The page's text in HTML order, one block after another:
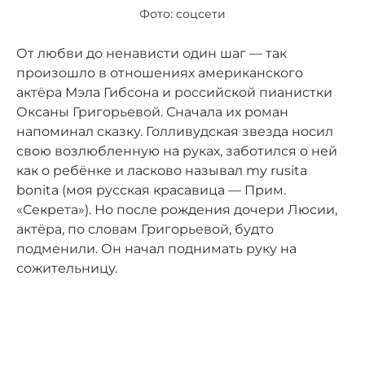
Фото: соцсети
От любви до ненависти один шаг — так
произошло в отношениях американского
актёра Мэла Гибсона и российской пианистки
Оксаны Григорьевой. Сначала их роман
напоминал сказку. Голливудская звезда носил
свою возлюбленную на руках, заботился о ней
как о ребёнке и ласково называл my rusita
bonita (моя русская красавица — Прим.
«Секрета»). Но после рождения дочери Люсии,
актёра, по словам Григорьевой, будто
подменили. Он начал поднимать руку на
сожительницу.